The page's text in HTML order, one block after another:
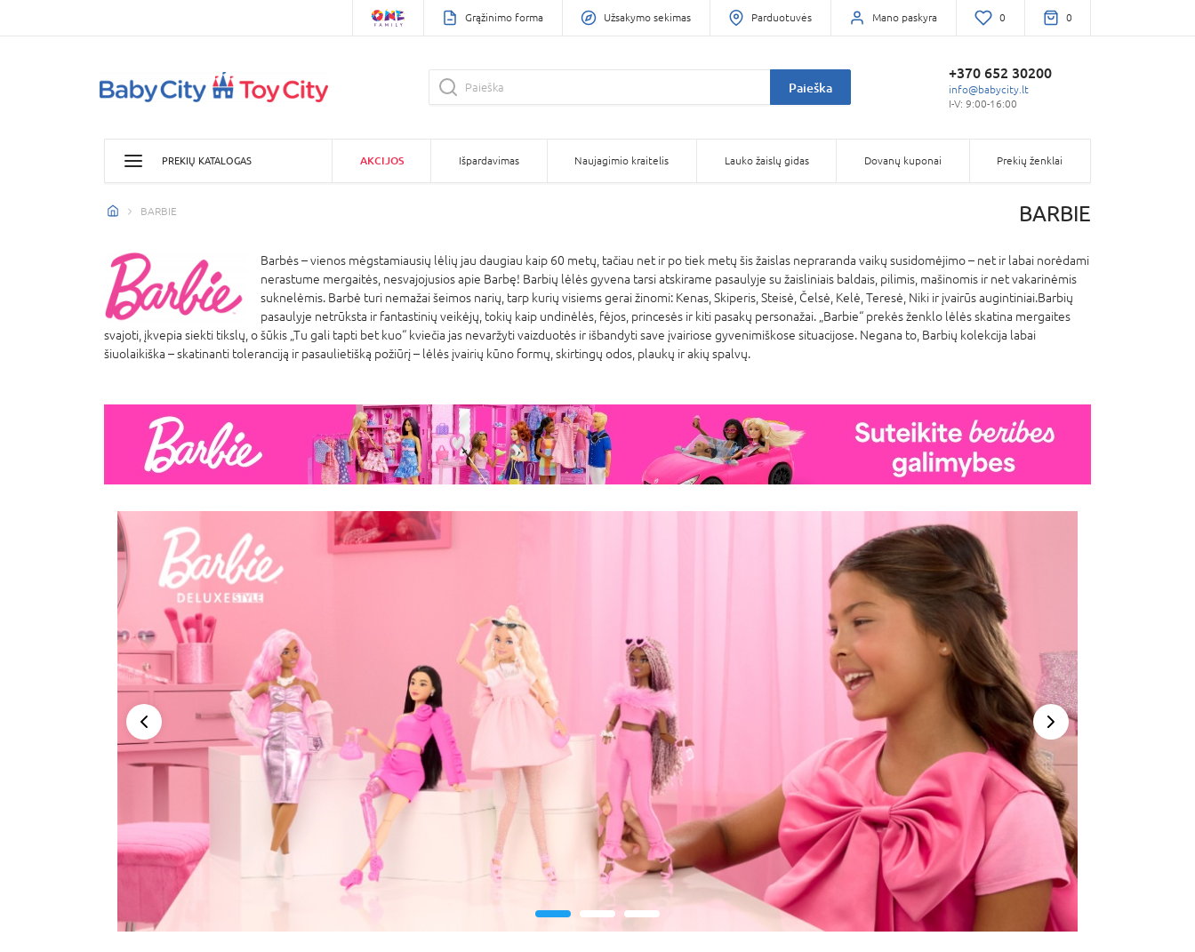
Grąžinimo forma Užsakymo sekimas Parduotuvės Mano paskyra 0 0
Paieška
+370 652 30200
info@babycity.lt
I-V: 9:00-16:00
PREKIŲ KATALOGAS AKCIJOS Išpardavimas Naujagimio kraitelis Lauko žaislų gidas Dovanų kuponai Prekių ženklai
BARBIE BARBIE
Barbės – vienos mėgstamiausių lėlių jau daugiau kaip 60 metų, tačiau net ir po tiek metų šis žaislas nepraranda vaikų susidomėjimo – net ir labai norėdami
nerastume mergaitės, nesvajojusios apie Barbę! Barbių lėlės gyvena tarsi atskirame pasaulyje su žaisliniais baldais, pilimis, mašinomis ir net vakarinėmis
suknelėmis. Barbė turi nemažai šeimos narių, tarp kurių visiems gerai žinomi: Kenas, Skiperis, Steisė, Čelsė, Kelė, Teresė, Niki ir įvairūs augintiniai.Barbių
pasaulyje netrūksta ir fantastinių veikėjų, tokių kaip undinėlės, fėjos, princesės ir kiti pasakų personažai. „Barbie“ prekės ženklo lėlės skatina mergaites
svajoti, įkvepia siekti tikslų, o šūkis „Tu gali tapti bet kuo“ kviečia jas nevaržyti vaizduotės ir išbandyti save įvairiose gyvenimiškose situacijose. Negana to, Barbių kolekcija labai
šiuolaikiška – skatinanti toleranciją ir pasaulietišką požiūrį – lėlės įvairių kūno formų, skirtingų odos, plaukų ir akių spalvų.
Peržiūra Kitas